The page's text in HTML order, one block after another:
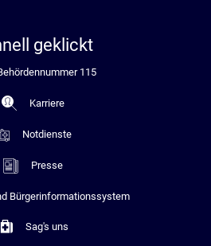
geklickt
115
Karriere
Notdienste
Presse
Bürgerinformationssystem
Sag's uns